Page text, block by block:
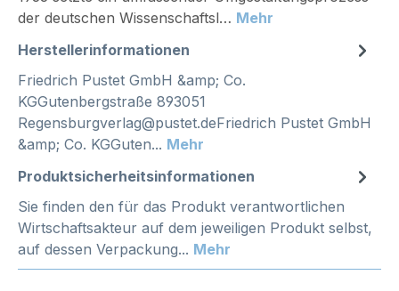
der deutschen Wissenschaftsl… Mehr
Herstellerinformationen
Friedrich Pustet GmbH &amp; Co.
KGGutenbergstraße 893051
Regensburgverlag@pustet.deFriedrich Pustet GmbH
&amp; Co. KGGuten... Mehr
Produktsicherheitsinformationen
Sie finden den für das Produkt verantwortlichen
Wirtschaftsakteur auf dem jeweiligen Produkt selbst,
auf dessen Verpackung... Mehr